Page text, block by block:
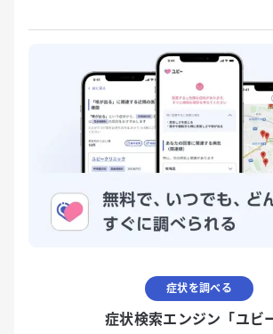
症状を調べる
症状検索エンジン「ユビ